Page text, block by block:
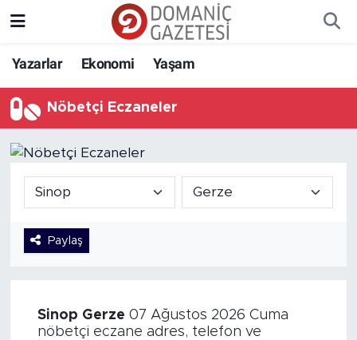
Yazarlar Ekonomi Yaşam
Nöbetçi Eczaneler
Paylaş
Sinop Gerze 07 Ağustos 2026 Cuma
nöbetçi eczane adres, telefon ve